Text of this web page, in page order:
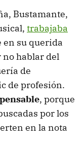
Bustamante,
trabajaba
en su querida
no hablar del
de
de profesión.
, porque
por los
en la nota